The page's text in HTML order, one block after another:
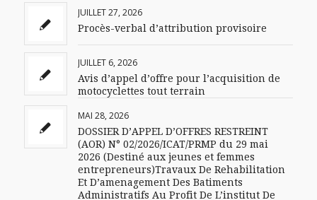
JUILLET 27, 2026
Procès-verbal d’attribution provisoire
JUILLET 6, 2026
Avis d’appel d’offre pour l’acquisition de
motocyclettes tout terrain
MAI 28, 2026
DOSSIER D’APPEL D’OFFRES RESTREINT
(AOR) N° 02/2026/ICAT/PRMP du 29 mai
2026 (Destiné aux jeunes et femmes
entrepreneurs)Travaux De Rehabilitation
Et D’amenagement Des Batiments
Administratifs Au Profit De L’institut De